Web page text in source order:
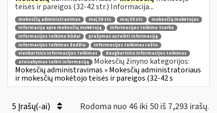
teisės ir pareigos (32-42 str.) Informacija...
mokesčių administravimas maį 38 str. maį 39 str.
mokesčių mokėtojas
informacija apie mokesčių mokėtoją
informacijos teikimo tvarka
informacijos teikimo būdai
prašymas suteikti informaciją
informacijos teikimas žodžiu
informacijos teikimas raštu
vienkartinis informacijos teikimas
daugkartinis informacijos teikimas
atsisakymas teikti informaciją
Mokesčių žinyno kategorijos:
Mokesčių administravimas » Mokesčių administratoriaus
ir mokesčių mokėtojo teisės ir pareigos (32-42 s
5 Įrašų(-ai) Rodoma nuo 46 iki 50 iš 7,293 irašų.